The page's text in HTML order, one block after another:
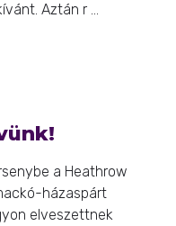
Aztán r ...
a Heathrow
házaspárt
elveszettnek